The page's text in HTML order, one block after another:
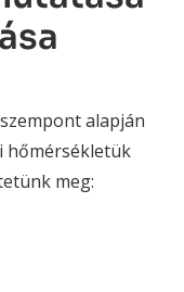
alapján
hőmérsékletük
meg: